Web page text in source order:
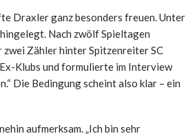
Draxler ganz besonders freuen. Unter
Nach zwölf Spieltagen
Zähler hinter Spitzenreiter SC
Klubs und formulierte im Interview
Die Bedingung scheint also klar – ein
aufmerksam. „Ich bin sehr